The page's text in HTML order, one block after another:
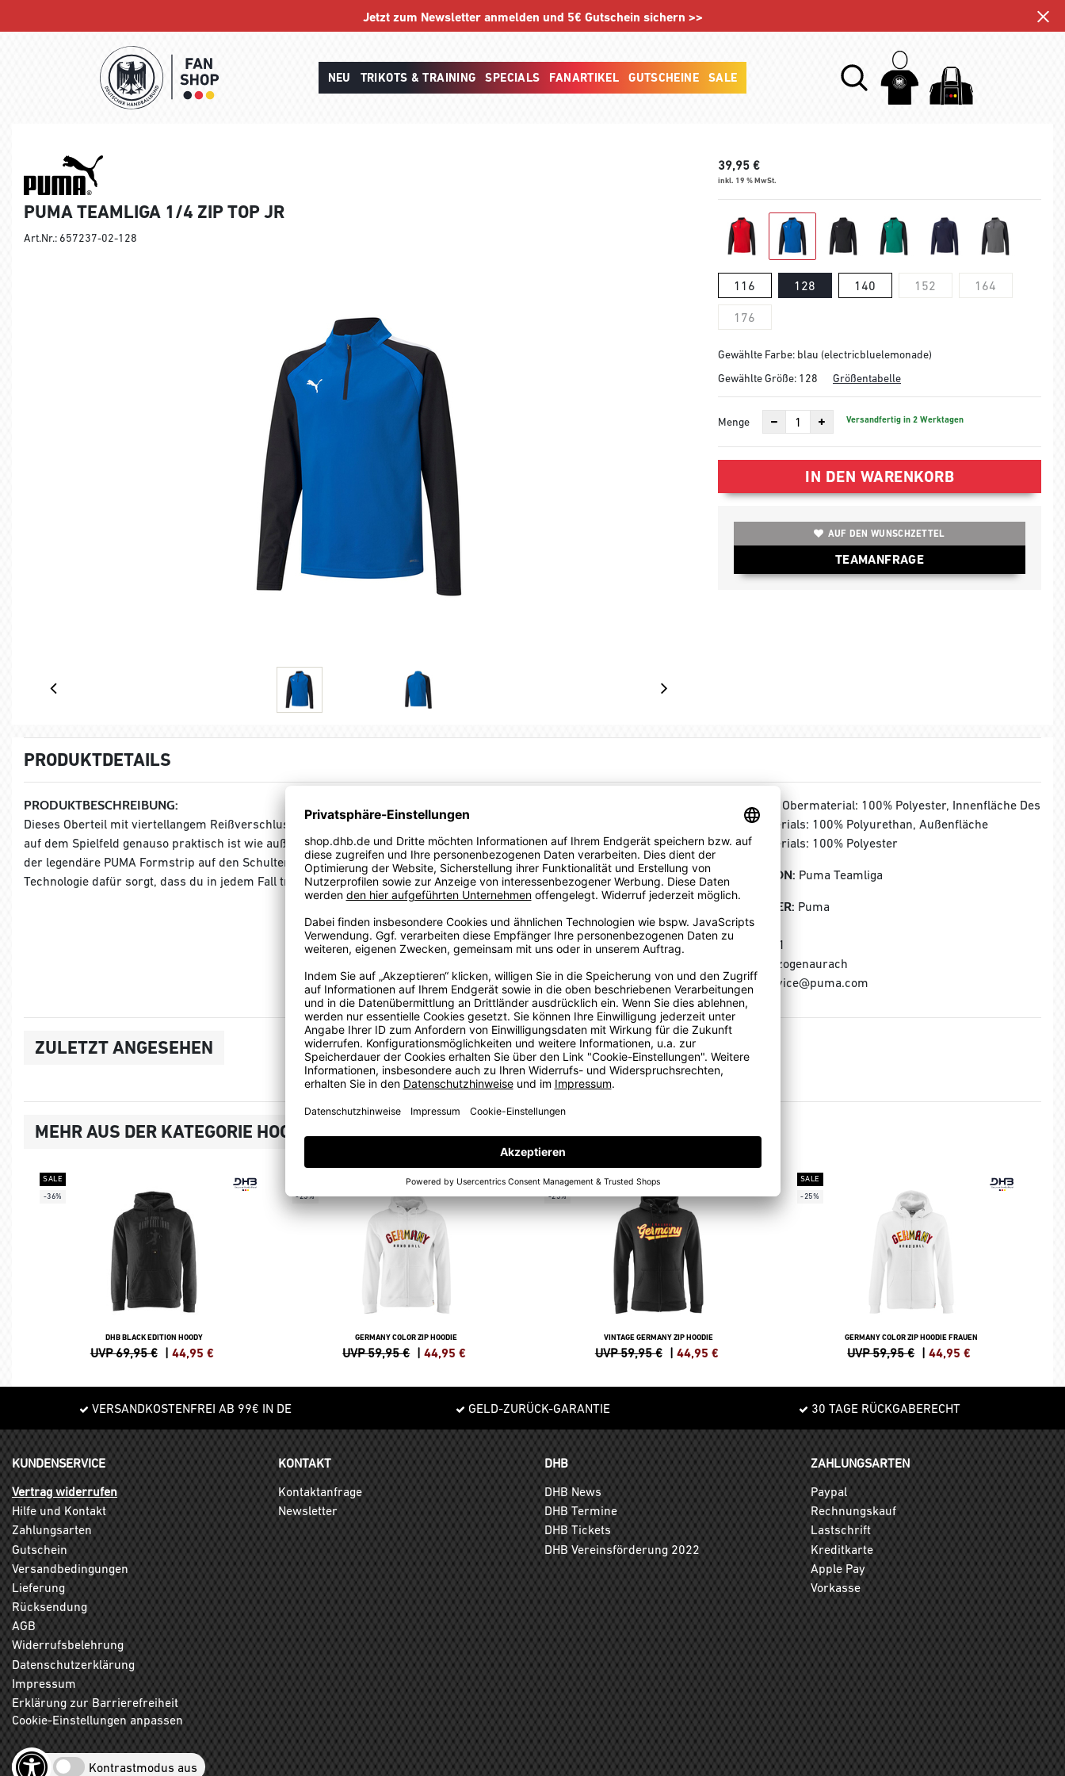
Jetzt zum Newsletter anmelden und 5€ Gutschein sichern >>
NEU TRIKOTS & TRAINING SPECIALS FANARTIKEL GUTSCHEINE SALE
PUMA TEAMLIGA 1/4 ZIP TOP JR
Art.Nr.: 657237-02-128
39,95 €
inkl. 19 % MwSt.
116 128 140 152 164
176
Gewählte Farbe: blau (electricbluelemonade)
Gewählte Größe: 128 Größentabelle
Menge Versandfertig in 2 Werktagen
IN DEN WARENKORB
AUF DEN WUNSCHZETTEL
TEAMANFRAGE
PRODUKTDETAILS
PRODUKTBESCHREIBUNG:
Dieses Oberteil mit viertellangem Reißverschluss ist auf Leistung ausgelegt. Man kann mit Fug und Recht sagen, dass es
auf dem Spielfeld genauso praktisch ist wie außerhalb des Spielfelds. Ärmel in Kontrastfarbe (mit Daumenlöchern) und
der legendäre PUMA Formstrip auf den Schultern machen es zu einem stylischen Statement, während die dryCELL
Technologie dafür sorgt, dass du in jedem Fall trocken und bequem unterwegs bist.
MATERIAL:
Obermaterial: 100% Polyester, Innenfläche Des
Außenmaterials: 100% Polyurethan, Außenfläche
Außenmaterials: 100% Polyester
KOLLEKTION: Puma Teamliga
HERSTELLER: Puma
Puma SE
Puma Way 1
91074 Herzogenaurach
E-Mail: service@puma.com
ZULETZT ANGESEHEN
MEHR AUS DER KATEGORIE HOODIES, SWEATSHIRTS
SALE
-36%
DHB BLACK EDITION HOODY
UVP 69,95 € | 44,95 €
-25%
GERMANY COLOR ZIP HOODIE
UVP 59,95 € |44,95 €
SALE
-25%
VINTAGE GERMANY ZIP HOODIE
UVP 59,95 € | 44,95 €
SALE
-25%
GERMANY COLOR ZIP HOODIE FRAUEN
UVP 59,95 € |44,95 €
VERSANDKOSTENFREI AB 99€ IN DE GELD-ZURÜCK-GARANTIE 30 TAGE RÜCKGABERECHT
KUNDENSERVICE
Vertrag widerrufen
Hilfe und Kontakt
Zahlungsarten
Gutschein
Versandbedingungen
Lieferung
Rücksendung
AGB
Widerrufsbelehrung
Datenschutzerklärung
Impressum
Erklärung zur Barrierefreiheit
Cookie-Einstellungen anpassen
Kontrastmodus aus
KONTAKT
Kontaktanfrage
Newsletter
DHB
DHB News
DHB Termine
DHB Tickets
DHB Vereinsförderung 2022
ZAHLUNGSARTEN
Paypal
Rechnungskauf
Lastschrift
Kreditkarte
Apple Pay
Vorkasse